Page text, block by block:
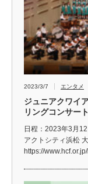
2023/3/7 エンタメ
ジュニアクワイ
リングコンサー
日程：2023年3月
アクトシティ浜松
https://